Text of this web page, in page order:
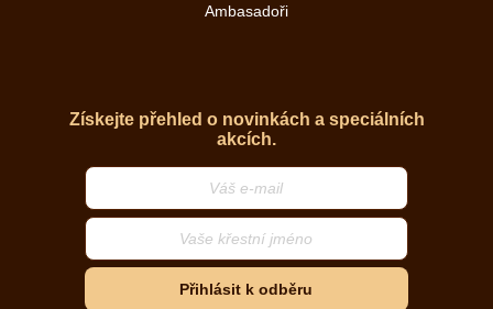
Ambasadoři
Získejte přehled o novinkách a speciálních
akcích.
Přihlásit k odběru